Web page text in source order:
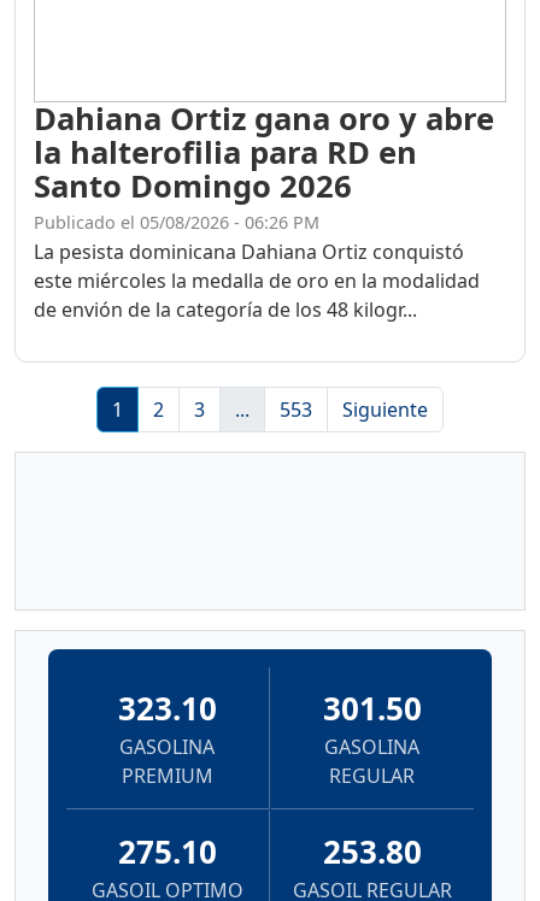
Dahiana Ortiz gana oro y abre
la halterofilia para RD en
Santo Domingo 2026
Publicado el 05/08/2026 - 06:26 PM
La pesista dominicana Dahiana Ortiz conquistó
este miércoles la medalla de oro en la modalidad
de envión de la categoría de los 48 kilogr...
1 2 3 ... 553 Siguiente
323.10
GASOLINA
PREMIUM
301.50
GASOLINA
REGULAR
275.10
GASOIL OPTIMO
253.80
GASOIL REGULAR